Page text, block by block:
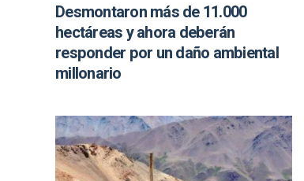
Desmontaron más de 11.000
hectáreas y ahora deberán
responder por un daño ambiental
millonario